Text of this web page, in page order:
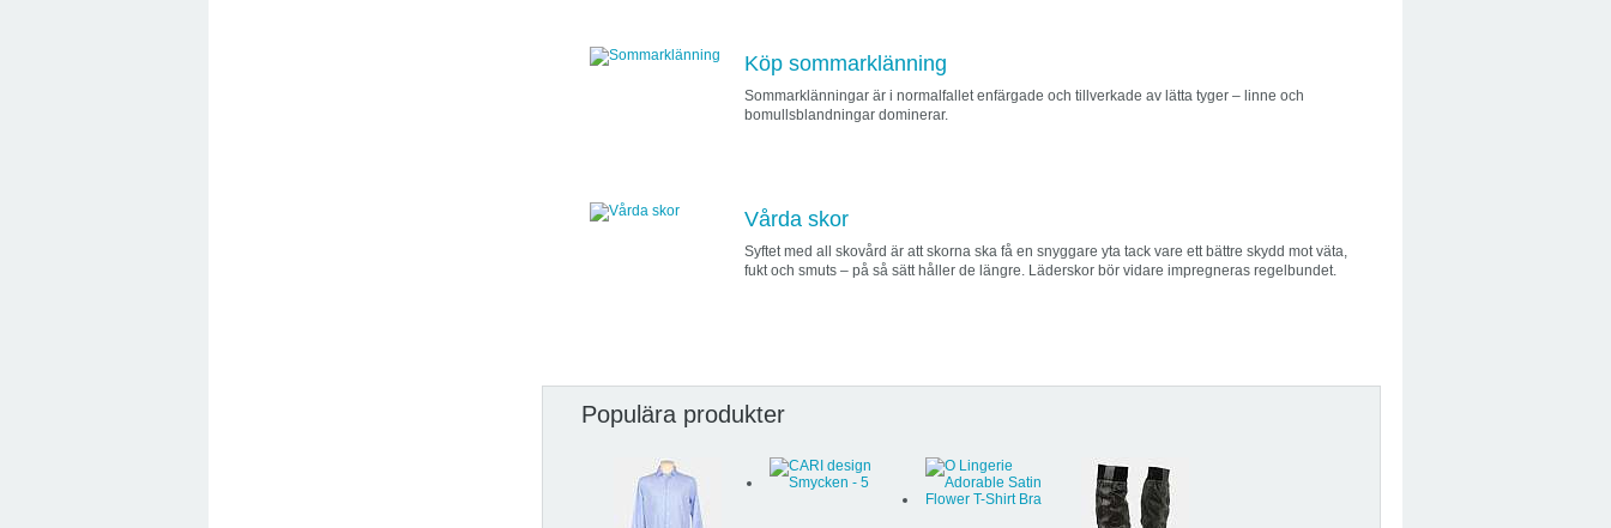
Köp sommarklänning
Sommarklänningar är i normalfallet enfärgade och tillverkade av lätta tyger – linne och
bomullsblandningar dominerar.
Vårda skor
Syftet med all skovård är att skorna ska få en snyggare yta tack vare ett bättre skydd mot väta,
fukt och smuts – på så sätt håller de längre. Läderskor bör vidare impregneras regelbundet.
Populära produkter